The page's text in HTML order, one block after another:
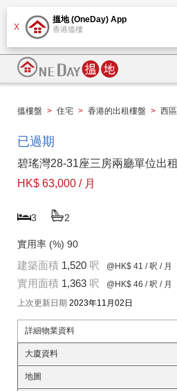
X
搵地 (OneDay) App
香港搵樓
搵樓盤 > 住宅 > 香港的出租樓盤 > 西區
已過期
碧瑤灣28-31座三房兩廳單位出租
HK$ 63,000 / 月
3 2
實用率 (%) 90
建築面積 1,520 呎 @HK$ 41 / 呎 / 月
實用面積 1,363 呎 @HK$ 46 / 呎 / 月
上次更新日期 2023年11月02日
詳細物業資料
大廈資料
地圖